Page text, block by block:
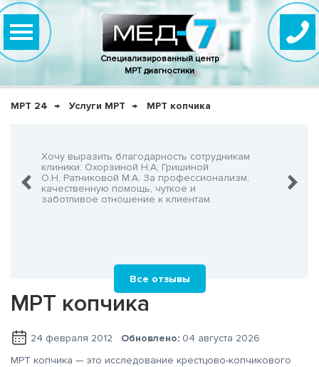
Специализированный центр
МРТ диагностики
МРТ 24 Услуги МРТ МРТ копчика
Хочу выразить благодарность сотрудникам
клиники: Охорзиной Н.А, Гришиной
О.Н, Ратниковой М.А. За профессионализм,
качественную помощь, чуткое и
заботливое отношение к клиентам.
Все отзывы
МРТ копчика
24 февраля 2012 Обновлено: 04 августа 2026
МРТ копчика — это исследование крестцово-копчикового